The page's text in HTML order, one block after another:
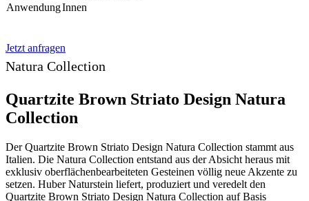
AnwendungInnen
Jetzt anfragen
Natura Collection
Quartzite Brown Striato Design Natura
Collection
Der Quartzite Brown Striato Design Natura Collection stammt aus
Italien. Die Natura Collection entstand aus der Absicht heraus mit
exklusiv oberflächenbearbeiteten Gesteinen völlig neue Akzente zu
setzen. Huber Naturstein liefert, produziert und veredelt den
Quartzite Brown Striato Design Natura Collection auf Basis